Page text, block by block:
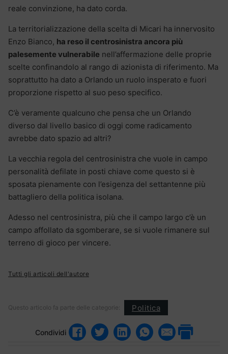
reale convinzione, ha dato corda.
La territorializzazione della scelta di Micari ha innervosito
Enzo Bianco, ha reso il centrosinistra ancora più
palesemente vulnerabile nell’affermazione delle proprie
scelte confinandolo al rango di azionista di riferimento. Ma
soprattutto ha dato a Orlando un ruolo insperato e fuori
proporzione rispetto al suo peso specifico.
C’è veramente qualcuno che pensa che un Orlando
diverso dal livello basico di oggi come radicamento
avrebbe dato spazio ad altri?
La vecchia regola del centrosinistra che vuole in campo
personalità defilate in posti chiave come questo si è
sposata pienamente con l’esigenza del settantenne più
battagliero della politica isolana.
Adesso nel centrosinistra, più che il campo largo c’è un
campo affollato da sgomberare, se si vuole rimanere sul
terreno di gioco per vincere.
Tutti gli articoli dell'autore
Questo articolo fa parte delle categorie: Politica
Condividi